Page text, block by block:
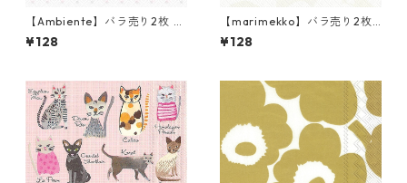
【Ambiente】バラ売り2枚 ラ
ンチサイズ ペーパーナプキン
Baby Shoes ピンク
¥128
【marimekko】バラ売り2枚
ランチサイズ ペーパーナプキ
ン UNIKKO ホワイトxグレー
¥128